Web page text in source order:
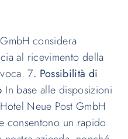
considera
al ricevimento della
7. Possibilità di
In base alle disposizioni
Neue Post GmbH
consentono un rapido